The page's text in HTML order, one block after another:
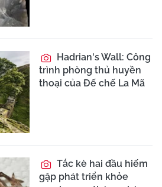
Hadrian's Wall: Công
trình phòng thủ huyền
thoại của Đế chế La Mã
Tắc kè hai đầu hiếm
gặp phát triển khỏe